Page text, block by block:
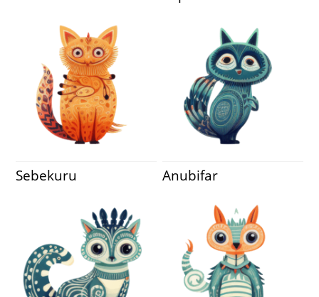
Sebekuru Anubifar